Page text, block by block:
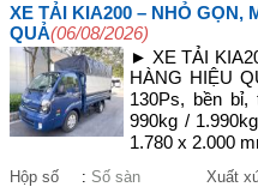
XE TẢI KIA200 – NHỎ GỌN,
QUẢ(06/08/2026)
► XE TẢI
HÀNG HIỆU
130Ps, bền bỉ,
990kg /
1.780 x 2.000
Hộp số : Số sàn Xuất